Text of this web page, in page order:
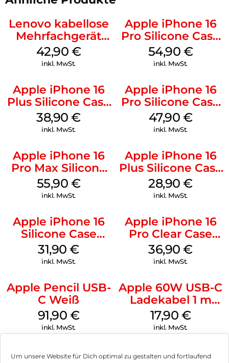
Um unsere Website für Dich optimal zu gestalten und fortlaufend
Lenovo kabellose
Mehrfachgerät
Luna Grey
42,90 €
inkl. MwSt.
Apple iPhone 16
Pro Silicone Case
MagSafe Black
54,90 €
inkl. MwSt.
Apple iPhone 16
Plus Silicone Case
MagSafe Denim
38,90€
inkl. MwSt.
Apple iPhone 16
Pro Silicone Case
MagSafe Denim
47,90 €
inkl. MwSt.
Apple iPhone 16
Pro Max Silicone
Case MagSafe
Stone Gray
55,90 €
inkl. MwSt.
Apple iPhone 16
Plus Silicone Case
MagSafe Black
28,90€
inkl. MwSt.
Apple iPhone 16
Silicone Case
MagSafe Fuchsia
31,90€
inkl. MwSt.
Apple iPhone 16
Pro Clear Case
MagSafe
Transparent
36,90€
inkl. MwSt.
Apple Pencil USB-
C Weiß
91,90 €
inkl. MwSt.
Apple 60W USB-C
Ladekabel 1 m
Weiß
17,90 €
inkl. MwSt.